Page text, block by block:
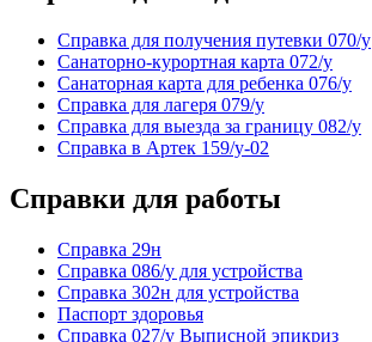
Справка для получения путевки 070/у
Санаторно-курортная карта 072/у
Санаторная карта для ребенка 076/у
Справка для лагеря 079/у
Справка для выезда за границу 082/у
Справка в Артек 159/у-02
Справки для работы
Cправка 29н
Справка 086/у для устройства
Справка 302н для устройства
Паспорт здоровья
Справка 027/у Выписной эпикриз